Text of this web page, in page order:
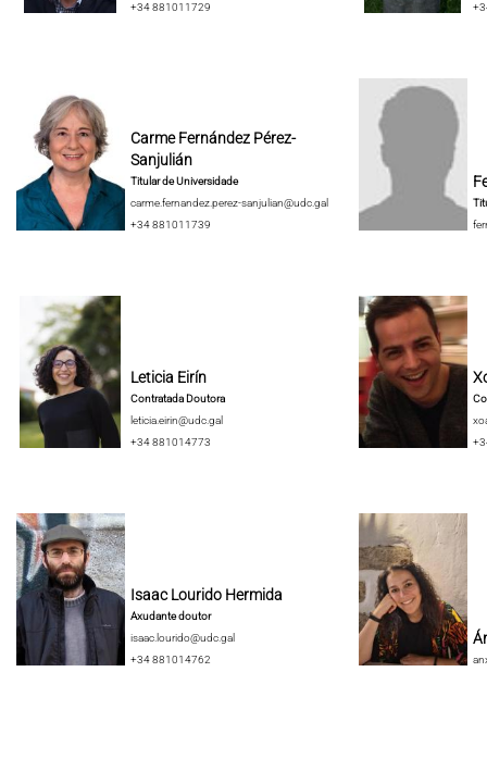
+34 881011729
Carme Fernández Pérez-
Sanjulián
Titular de Universidade
carme.fernandez.perez-sanjulian@udc.gal
+34 881011739
Leticia Eirín
Contratada Doutora
leticia.eirin@udc.gal
+34 881014773
Isaac Lourido Hermida
Axudante doutor
isaac.lourido@udc.gal
+34 881014762